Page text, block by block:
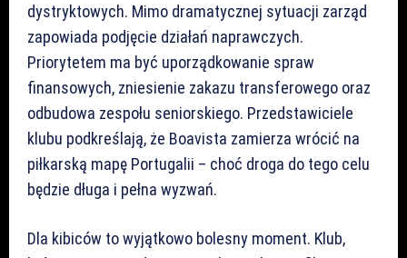
dystryktowych. Mimo dramatycznej sytuacji zarząd
zapowiada podjęcie działań naprawczych.
Priorytetem ma być uporządkowanie spraw
finansowych, zniesienie zakazu transferowego oraz
odbudowa zespołu seniorskiego. Przedstawiciele
klubu podkreślają, że Boavista zamierza wrócić na
piłkarską mapę Portugalii – choć droga do tego celu
będzie długa i pełna wyzwań.
Dla kibiców to wyjątkowo bolesny moment. Klub,